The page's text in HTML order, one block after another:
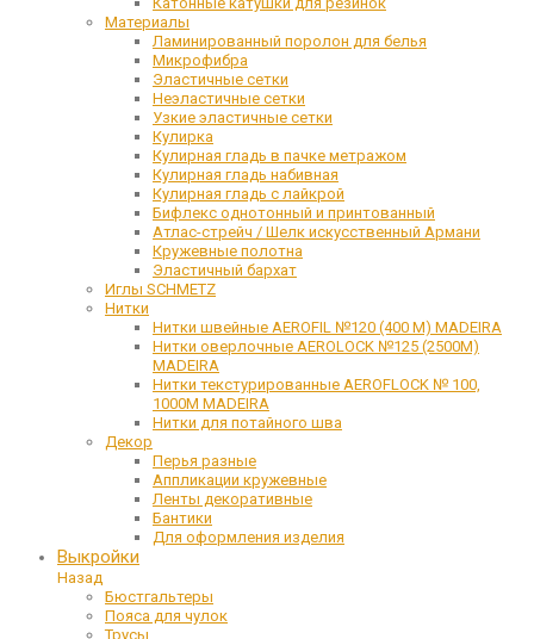
Материалы
Ламинированный поролон для белья
Микрофибра
Эластичные сетки
Неэластичные сетки
Узкие эластичные сетки
Кулирка
Кулирная гладь в пачке метражом
Кулирная гладь набивная
Кулирная гладь с лайкрой
Бифлекс однотонный и принтованный
Атлас-стрейч / Шелк искусственный Армани
Кружевные полотна
Эластичный бархат
Иглы SCHMETZ
Нитки
Нитки швейные AEROFIL №120 (400 М) MADEIRA
Нитки оверлочные AEROLOCK №125 (2500М)
MADEIRA
Нитки текстурированные AEROFLOCK № 100,
1000М MADEIRA
Нитки для потайного шва
Декор
Перья разные
Аппликации кружевные
Ленты декоративные
Бантики
Для оформления изделия
Выкройки
Назад
Бюстгальтеры
Пояса для чулок
Трусы